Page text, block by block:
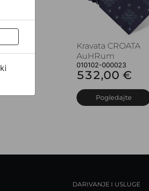
Kravata CROATA
AuHRum
010102-000023
532,00 €
Pogledajte
DARIVANJE I USLUGE